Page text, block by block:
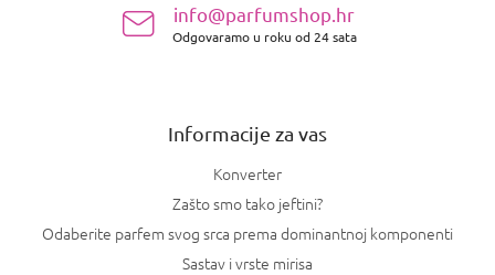
info@parfumshop.hr
Odgovaramo u roku od 24 sata
Informacije za vas
Konverter
Zašto smo tako jeftini?
Odaberite parfem svog srca prema dominantnoj komponenti
Sastav i vrste mirisa